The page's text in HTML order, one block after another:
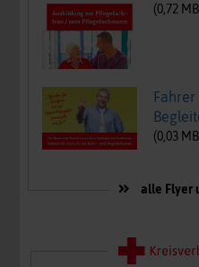
(0,72
(0,03
alle Flyer